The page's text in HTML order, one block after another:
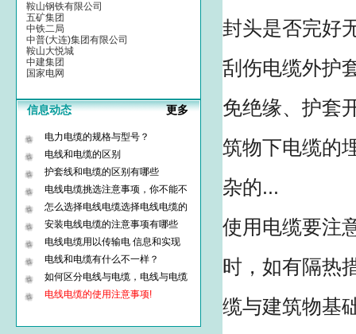
鞍山钢铁有限公司
五矿集团
中铁二局
中普(大连)集团有限公司
鞍山大悦城
中建集团
国家电网
更多
信息动态
电力电缆的规格与型号？
电线和电缆的区别
护套线和电缆的区别有哪些
电线电缆挑选注意事项，你不能不
怎么选择电线电缆选择电线电缆的
安装电线电缆的注意事项有哪些
电线电缆用以传输电 信息和实现
电线和电缆有什么不一样？
如何区分电线与电缆，电线与电缆
电线电缆的使用注意事项!
封头是否完好
刮伤电缆外护
免绝缘、护套
筑物下电缆的
杂的...
使用电缆要注
时，如有隔热
缆与建筑物基